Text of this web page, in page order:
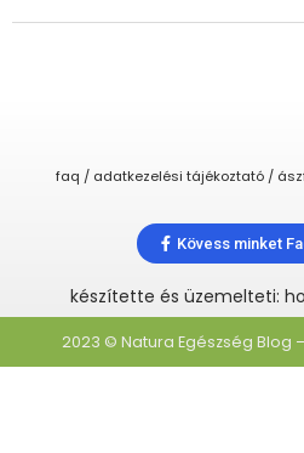
faq / adatkezelési tájékoztató /
Kövess minket
készítette és üzemelteti:
2023 © Natura Egészség Blog